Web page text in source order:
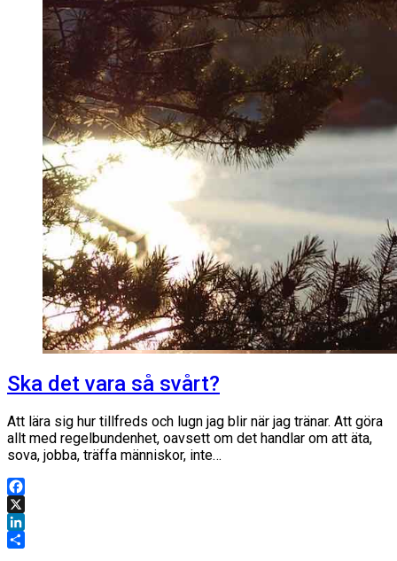
Ska det vara så svårt?
Att lära sig hur tillfreds och lugn jag blir när jag tränar. Att göra
allt med regelbundenhet, oavsett om det handlar om att äta,
sova, jobba, träffa människor, inte…
Facebook
X
LinkedIn